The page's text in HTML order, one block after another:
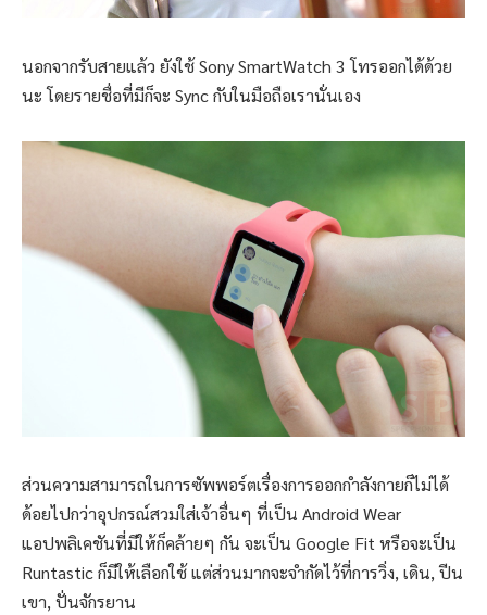
นอกจากรับสายแล้ว ยังใช้ Sony SmartWatch 3 โทรออกได้ด้วย
นะ โดยรายชื่อที่มีก็จะ Sync กับในมือถือเรานั่นเอง
ส่วนความสามารถในการซัพพอร์ตเรื่องการออกกำลังกายก็ไม่ได้
ด้อยไปกว่าอุปกรณ์สวมใส่เจ้าอื่นๆ ที่เป็น Android Wear
แอปพลิเคชันที่มีให้ก็คล้ายๆ กัน จะเป็น Google Fit หรือจะเป็น
Runtastic ก็มีให้เลือกใช้ แต่ส่วนมากจะจำกัดไว้ที่การวิ่ง, เดิน, ปีน
เขา, ปั่นจักรยาน